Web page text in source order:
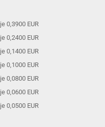
je 0,3900 EUR
je 0,2400 EUR
je 0,1400 EUR
je 0,1000 EUR
je 0,0800 EUR
je 0,0600 EUR
je 0,0500 EUR